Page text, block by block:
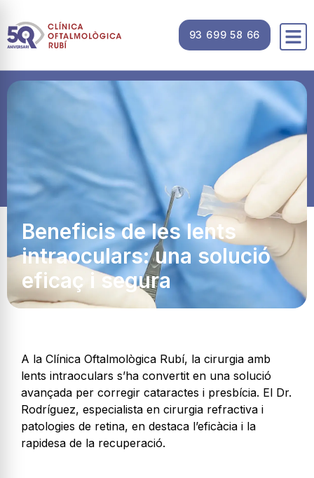
93 699 58 66
Beneficis de les lents
intraoculars: una solució
eficaç i segura
A la Clínica Oftalmològica Rubí, la cirurgia amb
lents intraoculars s’ha convertit en una solució
avançada per corregir cataractes i presbícia. El Dr.
Rodríguez, especialista en cirurgia refractiva i
patologies de retina, en destaca l’eficàcia i la
rapidesa de la recuperació.